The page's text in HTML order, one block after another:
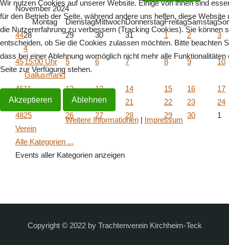
November 2024
Montag
DienstagMittwochDonnerstagFreitagSamstag
4428 29 30 31 1 2 3
45
4
15:00 Uhr
Gallusmarkt
5 6 7 8 9 10
4611 12 13 14 15 16
17
4718 19 20 21 22 23
24
4825 26 27 28 29 30
1
Verein
Alle Kategorien ...
Events aller Kategorien anzeigen
Copyright © 2022 by Trachtenverein Kirchheim-Teck
Wir nutzen Cookies auf unserer Website. Einige von ihnen sind
für den Betrieb der Seite, während andere uns helfen, diese Website
die Nutzererfahrung zu verbessern (Tracking Cookies). Sie können
entscheiden, ob Sie die Cookies zulassen möchten. Bitte beachten
dass bei einer Ablehnung womöglich nicht mehr alle Funktionalitäten
Seite zur Verfügung stehen.
Akzeptieren Ablehnen
Weitere Informationen| Impressum